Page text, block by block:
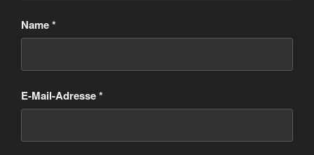
Name*
E-Mail-Adresse*